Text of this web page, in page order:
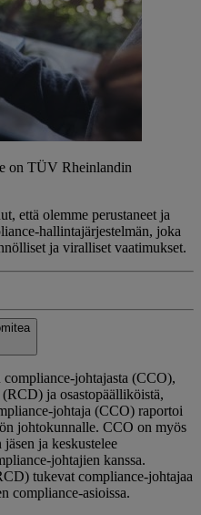
on TÜV Rheinlandin
että olemme perustaneet ja
hallintajärjestelmän, joka
ja viralliset vaatimukset.
johtajasta (CCO),
ja osastopäälliköistä,
johtaja (CCO) raportoi
johtokunnalle. CCO on myös
ja keskustelee
johtajien kanssa.
tukevat compliance-johtajaa
compliance-asioissa.